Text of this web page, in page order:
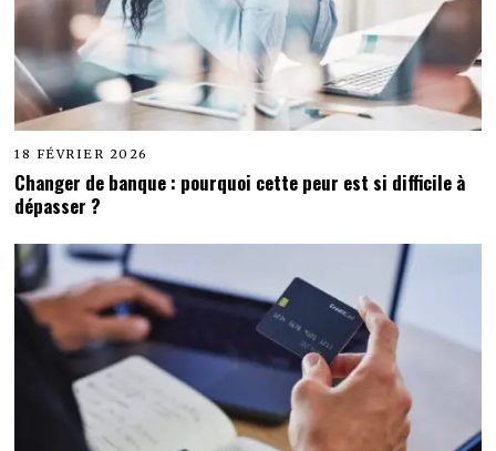
18 FÉVRIER 2026
Changer de banque : pourquoi cette peur est si difficile à
dépasser ?